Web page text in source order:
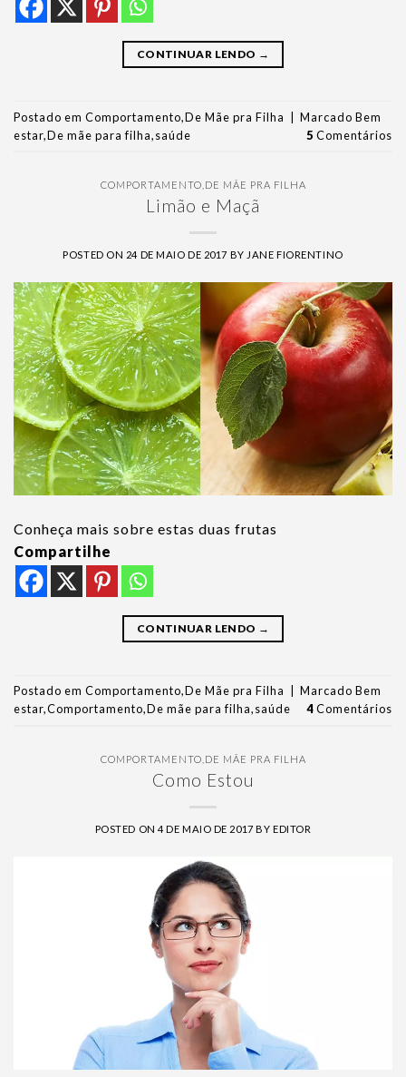
CONTINUAR LENDO →
Postado em Comportamento,De Mãe pra Filha | Marcado Bem
estar,De mãe para filha,saúde 5 Comentários
COMPORTAMENTO DE MÃE PRA FILHA
Limão e Maçã
POSTED ON 24 DE MAIO DE 2017 BY JANE FIORENTINO
Conheça mais sobre estas duas frutas
Compartilhe
CONTINUAR LENDO →
Postado em Comportamento,De Mãe pra Filha Marcado Bem
estar,Comportamento,De mãe para filha,saúde 4Comentários
COMPORTAMENTO DE MÃE PRA FILHA
Como Estou
POSTED ON4 DE MAIO DE 2017 BY EDITOR